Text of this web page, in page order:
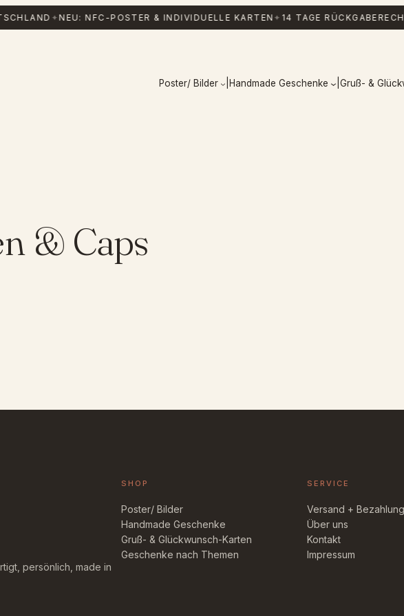
✦NEU: NFC-POSTER & INDIVIDUELLE KARTEN✦14 TAGE
Poster/ Bilder Handmade Geschenke Gruß- &
& Caps
persönlich, made in
SHOP
Poster/ Bilder
Handmade Geschenke
Gruß- & Glückwunsch-Karten
Geschenke nach Themen
SERVICE
Versand + Bezahlung
Über uns
Kontakt
Impressum